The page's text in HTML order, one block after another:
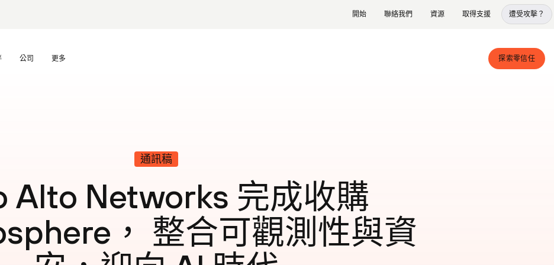
開始 聯絡我們 資源 取得支援 遭受攻擊？
公司 更多 探索零信任
通訊稿
Alto Networks 完成收購
， 整合可觀測性與資